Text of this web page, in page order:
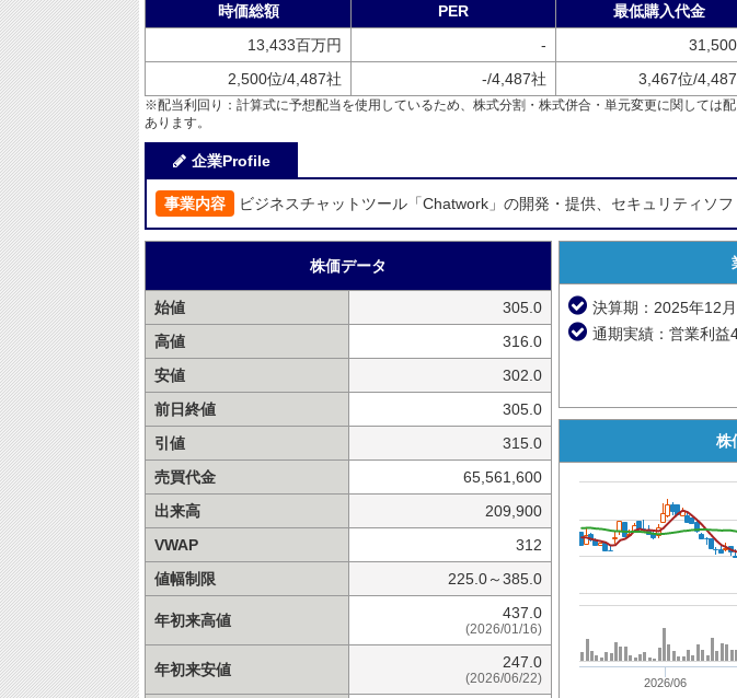
時価総額
PER
13,433百万円
-
2,500位/4,487社
-/4,487社
最低購入代金
3,467位/
※配当利回り：計算式に予想配当を使用しているため、株式分割・株式併合・単元変更に関しては
あります。
企業Profile
事業内容 ビジネスチャットツール「Chatwork」の開発・提供、セキュリティソ
株価データ
始値
305.0
高値
316.0
安値
302.0
前日終値
305.0
引値
315.0
売買代金
65,561,600
出来高
209,900
VWAP
312
値幅制限
225.0～385.0
年初来高値 437.0
(2026/01/16)
年初来安値 247.0
(2026/06/22)
決算期：2025年12
通期実績：営業利益
株
2026/06